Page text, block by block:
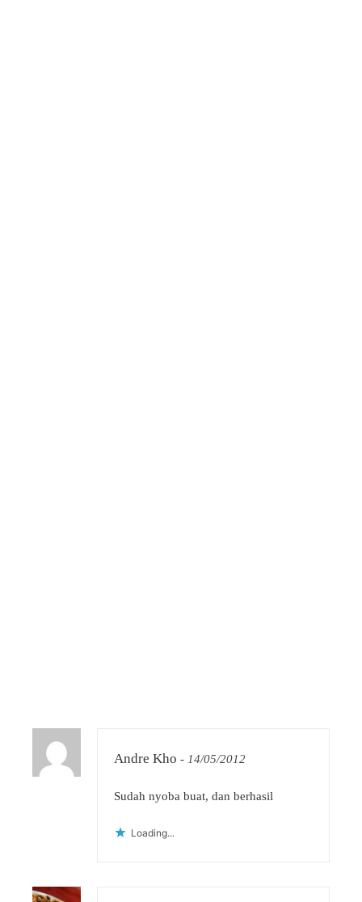
Andre Kho - 14/05/2012
Sudah nyoba buat, dan berhasil
Loading...